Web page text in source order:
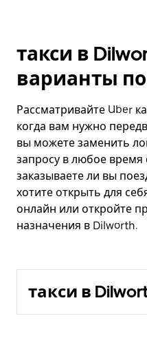
такси в
варианты
Рассматривайте Uber
когда вам нужно
вы можете заменить
запросу в любое время
заказываете ли вы
хотите открыть для
онлайн или откройте
назначения в Dilworth.
такси в